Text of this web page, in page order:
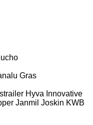
Gras
Hyva Innovative
Janmil Joskin KWB